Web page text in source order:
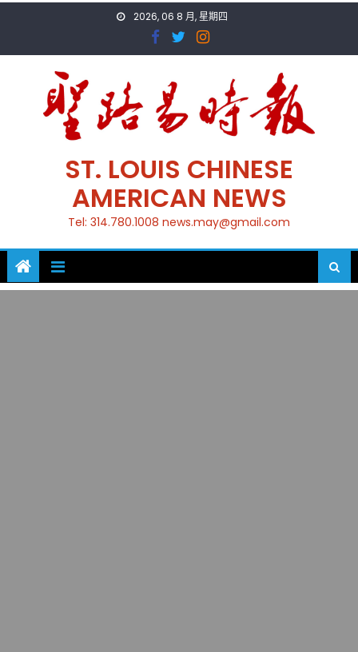
2026, 06 8 月, 星期四
ST. LOUIS CHINESE
AMERICAN NEWS
Tel: 314.780.1008 news.may@gmail.com